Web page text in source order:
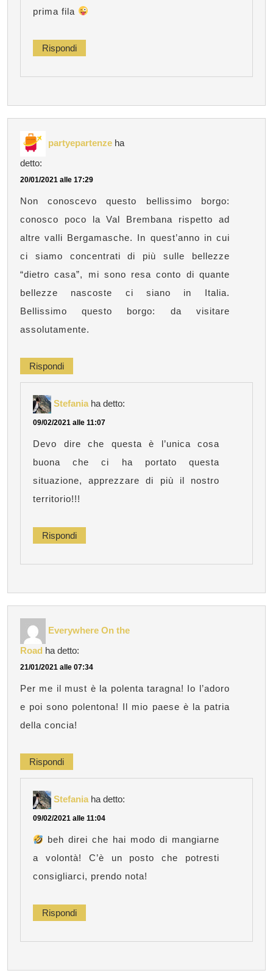
prima fila
Rispondi
partyepartenze ha
detto:
20/01/2021 alle 17:29
Non conoscevo questo bellissimo borgo:
conosco poco la Val Brembana rispetto ad
altre valli Bergamasche. In quest’anno in cui
ci siamo concentrati di più sulle bellezze
“dietro casa”, mi sono resa conto di quante
bellezze nascoste ci siano in Italia.
Bellissimo questo borgo: da visitare
assolutamente.
Rispondi
Stefania ha detto:
09/02/2021 alle 11:07
Devo dire che questa è l’unica cosa
buona che ci ha portato questa
situazione, apprezzare di più il nostro
territorio!!!
Rispondi
Everywhere On the
Road ha detto:
21/01/2021 alle 07:34
Per me il must è la polenta taragna! Io l’adoro
e poi sono polentona! Il mio paese è la patria
della concia!
Rispondi
Stefania ha detto:
09/02/2021 alle 11:04
beh direi che hai modo di mangiarne
a volontà! C’è un posto che potresti
consigliarci, prendo nota!
Rispondi